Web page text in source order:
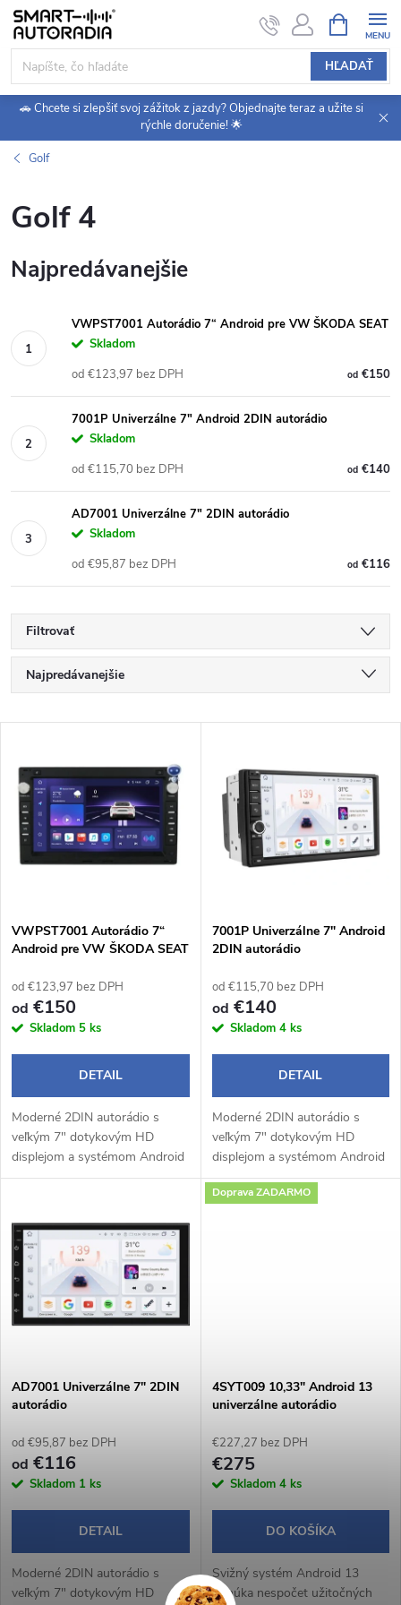
Prejsť
obsah
HĽADAŤ
KOŠÍK
🚗 Chcete si zlepšiť svoj zážitok z jazdy? Objednajte teraz a užite si
rýchle doručenie! 🌟
Golf
Golf 4
Najpredávanejšie
VWPST7001 Autorádio 7“ Android pre VW ŠKODA SEAT
Skladom
od€150
od €123,97 bez DPH
7001P Univerzálne 7" Android 2DIN autorádio
Skladom
od€140
od €115,70 bez DPH
AD7001 Univerzálne 7" 2DIN autorádio
Skladom
od€116
od €95,87 bez DPH
Filtrovať
R
a
d
e
n
e
p
r
d
u
k
t
o
Najpredávanejšie
Abecedne
ý
p
s
p
r
o
d
u
k
t
o
v
VWPST7001 Autorádio 7“
Android pre VW ŠKODA SEAT
od €123,97 bez DPH
od €150
Skladom 5 ks
DETAIL
Moderné 2DIN autorádio s
veľkým 7" dotykovým HD
displejom a systémom Android
14 prináša pohodlné a
CarPlay a Android Auto...
7001P Univerzálne 7" Android
2DIN autorádio
od €115,70 bez DPH
od €140
Skladom 4 ks
DETAIL
Moderné 2DIN autorádio s
veľkým 7" dotykovým HD
displejom a systémom Android
14 prináša pohodlné a
inteligentné ovládanie počas
AD7001 Univerzálne 7" 2DIN
autorádio
od €95,87 bez DPH
od €116
Skladom 1 ks
DETAIL
Moderné 2DIN autorádio s
veľkým 7" dotykovým HD
Doprava ZADARMO
4SYT009 10,33" Android 13
univerzálne autorádio
€227,27 bez DPH
€275
Skladom 4 ks
DO KOŠÍKA
Svižný systém Android 13
ponúka nespočet užitočných